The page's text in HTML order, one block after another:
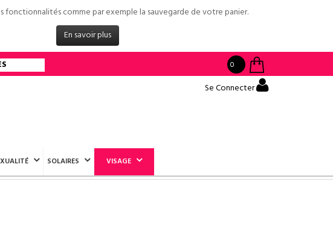
comme par exemple la sauvegarde de votre panier.
En savoir plus
0
Se Connecter
SOLAIRES VISAGE